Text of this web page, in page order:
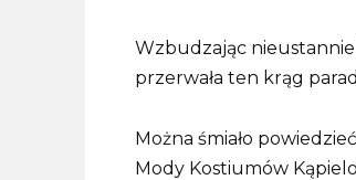
Wzbudzając
przerwała ten krąg
Można śmiało
Mody Kostiumów